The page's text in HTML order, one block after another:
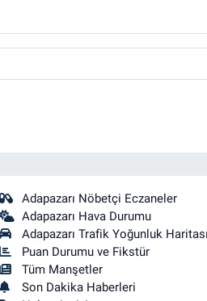
Adapazarı Nöbetçi Eczaneler
Adapazarı Hava Durumu
Adapazarı Trafik Yoğunluk Haritası
Puan Durumu ve Fikstür
Tüm Manşetler
Son Dakika Haberleri